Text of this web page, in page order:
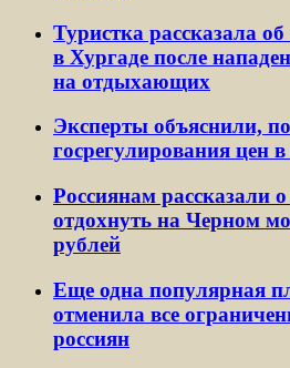
Туристка рассказала об
в Хургаде после
на отдыхающих
Эксперты объяснили,
госрегулирования цен в
Россиянам рассказали
отдохнуть на Черном
рублей
Еще одна популярная
отменила все
россиян